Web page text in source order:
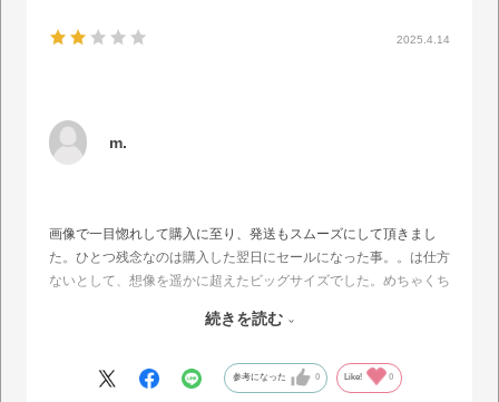
2025.4.14
m.
画像で一目惚れして購入に至り、発送もスムーズにして頂きまし
た。ひとつ残念なのは購入した翌日にセールになった事。。は仕方
ないとして、想像を遥かに超えたビッグサイズでした。めちゃくち
愛かったからと言って二足買いするんじゃなかったと後悔してま
至らなかったと思います。個人の感想なので他の方は可愛いと思う
続きを読む
参考になった 0 Like! 0